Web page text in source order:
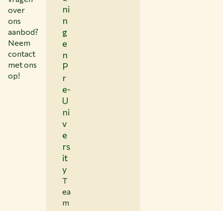
over
ons
aanbod?
Neem
contact
met ons
op!
ni
n
g
e
n
P
r
e-
U
ni
v
e
rs
it
y
T
ea
m